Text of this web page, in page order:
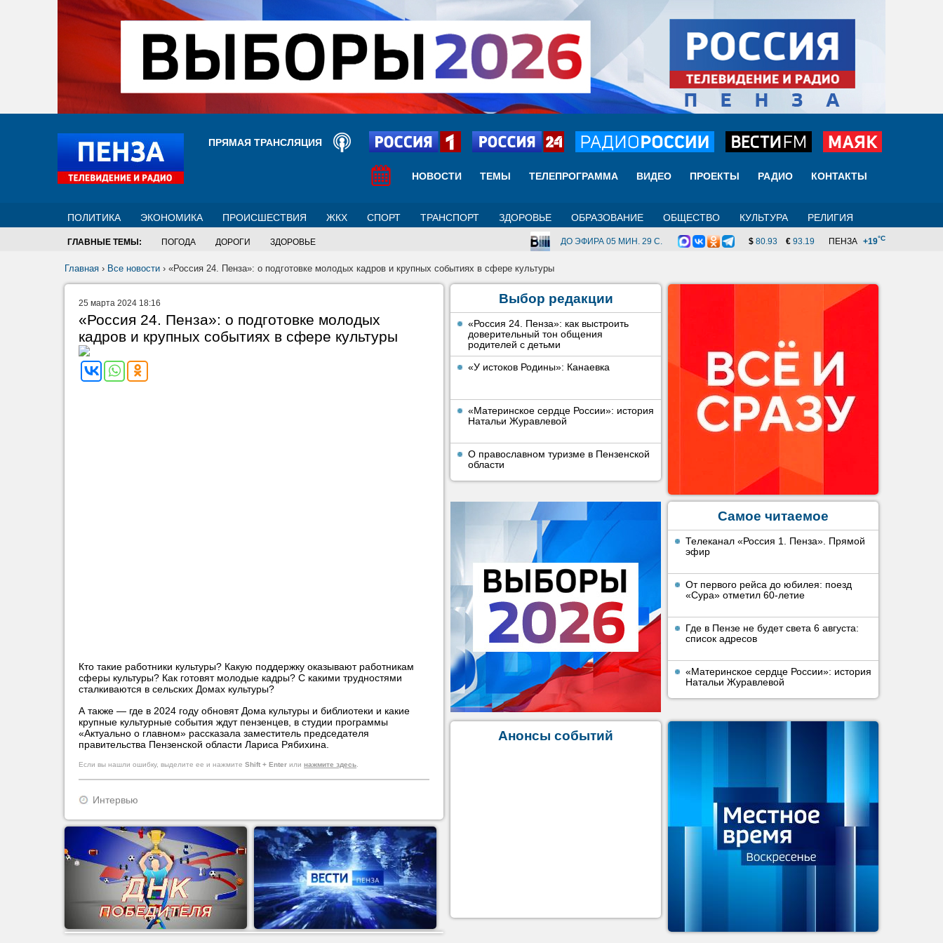
ПРЯМАЯ ТРАНСЛЯЦИЯ
НОВОСТИ ТЕМЫ ТЕЛЕПРОГРАММА ВИДЕО ПРОЕКТЫ РАДИО КОНТАКТЫ
ПОЛИТИКА ЭКОНОМИКА ПРОИСШЕСТВИЯ ЖКХ СПОРТ ТРАНСПОРТ ЗДОРОВЬЕ ОБРАЗОВАНИЕ ОБЩЕСТВО КУЛЬТУРА РЕЛИГИЯ
ГЛАВНЫЕ ТЕМЫ: ПОГОДА ДОРОГИ ЗДОРОВЬЕ ПЕНЗА +19°C
$ 80.93 € 93.19
ДО ЭФИРА 05 МИН. 29 C.
Главная › Все новости › «Россия 24. Пенза»: о подготовке молодых кадров и крупных событиях в сфере культуры
Выбор редакции
«Россия 24. Пенза»: как выстроить
доверительный тон общения
родителей с детьми
«У истоков Родины»: Канаевка
«Материнское сердце России»: история
Натальи Журавлевой
О православном туризме в Пензенской
области
Самое читаемое
Телеканал «Россия 1. Пенза». Прямой
эфир
От первого рейса до юбилея: поезд
«Сура» отметил 60-летие
Где в Пензе не будет света 6 августа:
список адресов
«Материнское сердце России»: история
Натальи Журавлевой
Анонсы событий
25 марта 2024 18:16
«Россия 24. Пенза»: о подготовке молодых
кадров и крупных событиях в сфере культуры
Кто такие работники культуры? Какую поддержку оказывают работникам
сферы культуры? Как готовят молодые кадры? С какими трудностями
сталкиваются в сельских Домах культуры?
А также — где в 2024 году обновят Дома культуры и библиотеки и какие
крупные культурные события ждут пензенцев, в студии программы
«Актуально о главном» рассказала заместитель председателя
правительства Пензенской области Лариса Рябихина.
Если вы нашли ошибку, выделите ее и нажмите Shift + Enter или нажмите здесь
Интервью